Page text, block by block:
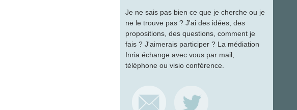
Je ne sais pas bien ce que je cherche ou je
ne le trouve pas ? J'ai des idées, des
propositions, des questions, comment je
fais ? J'aimerais participer ? La médiation
Inria échange avec vous par mail,
téléphone ou visio conférence.